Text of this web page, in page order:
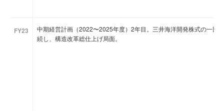
FY23
中期経営計画（2022〜2025年度）2年目。三井海洋開発株式の一部
続し、構造改革総仕上げ局面。